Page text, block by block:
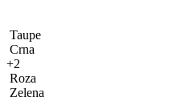
Taupe
Crna
+2
Roza
Zelena